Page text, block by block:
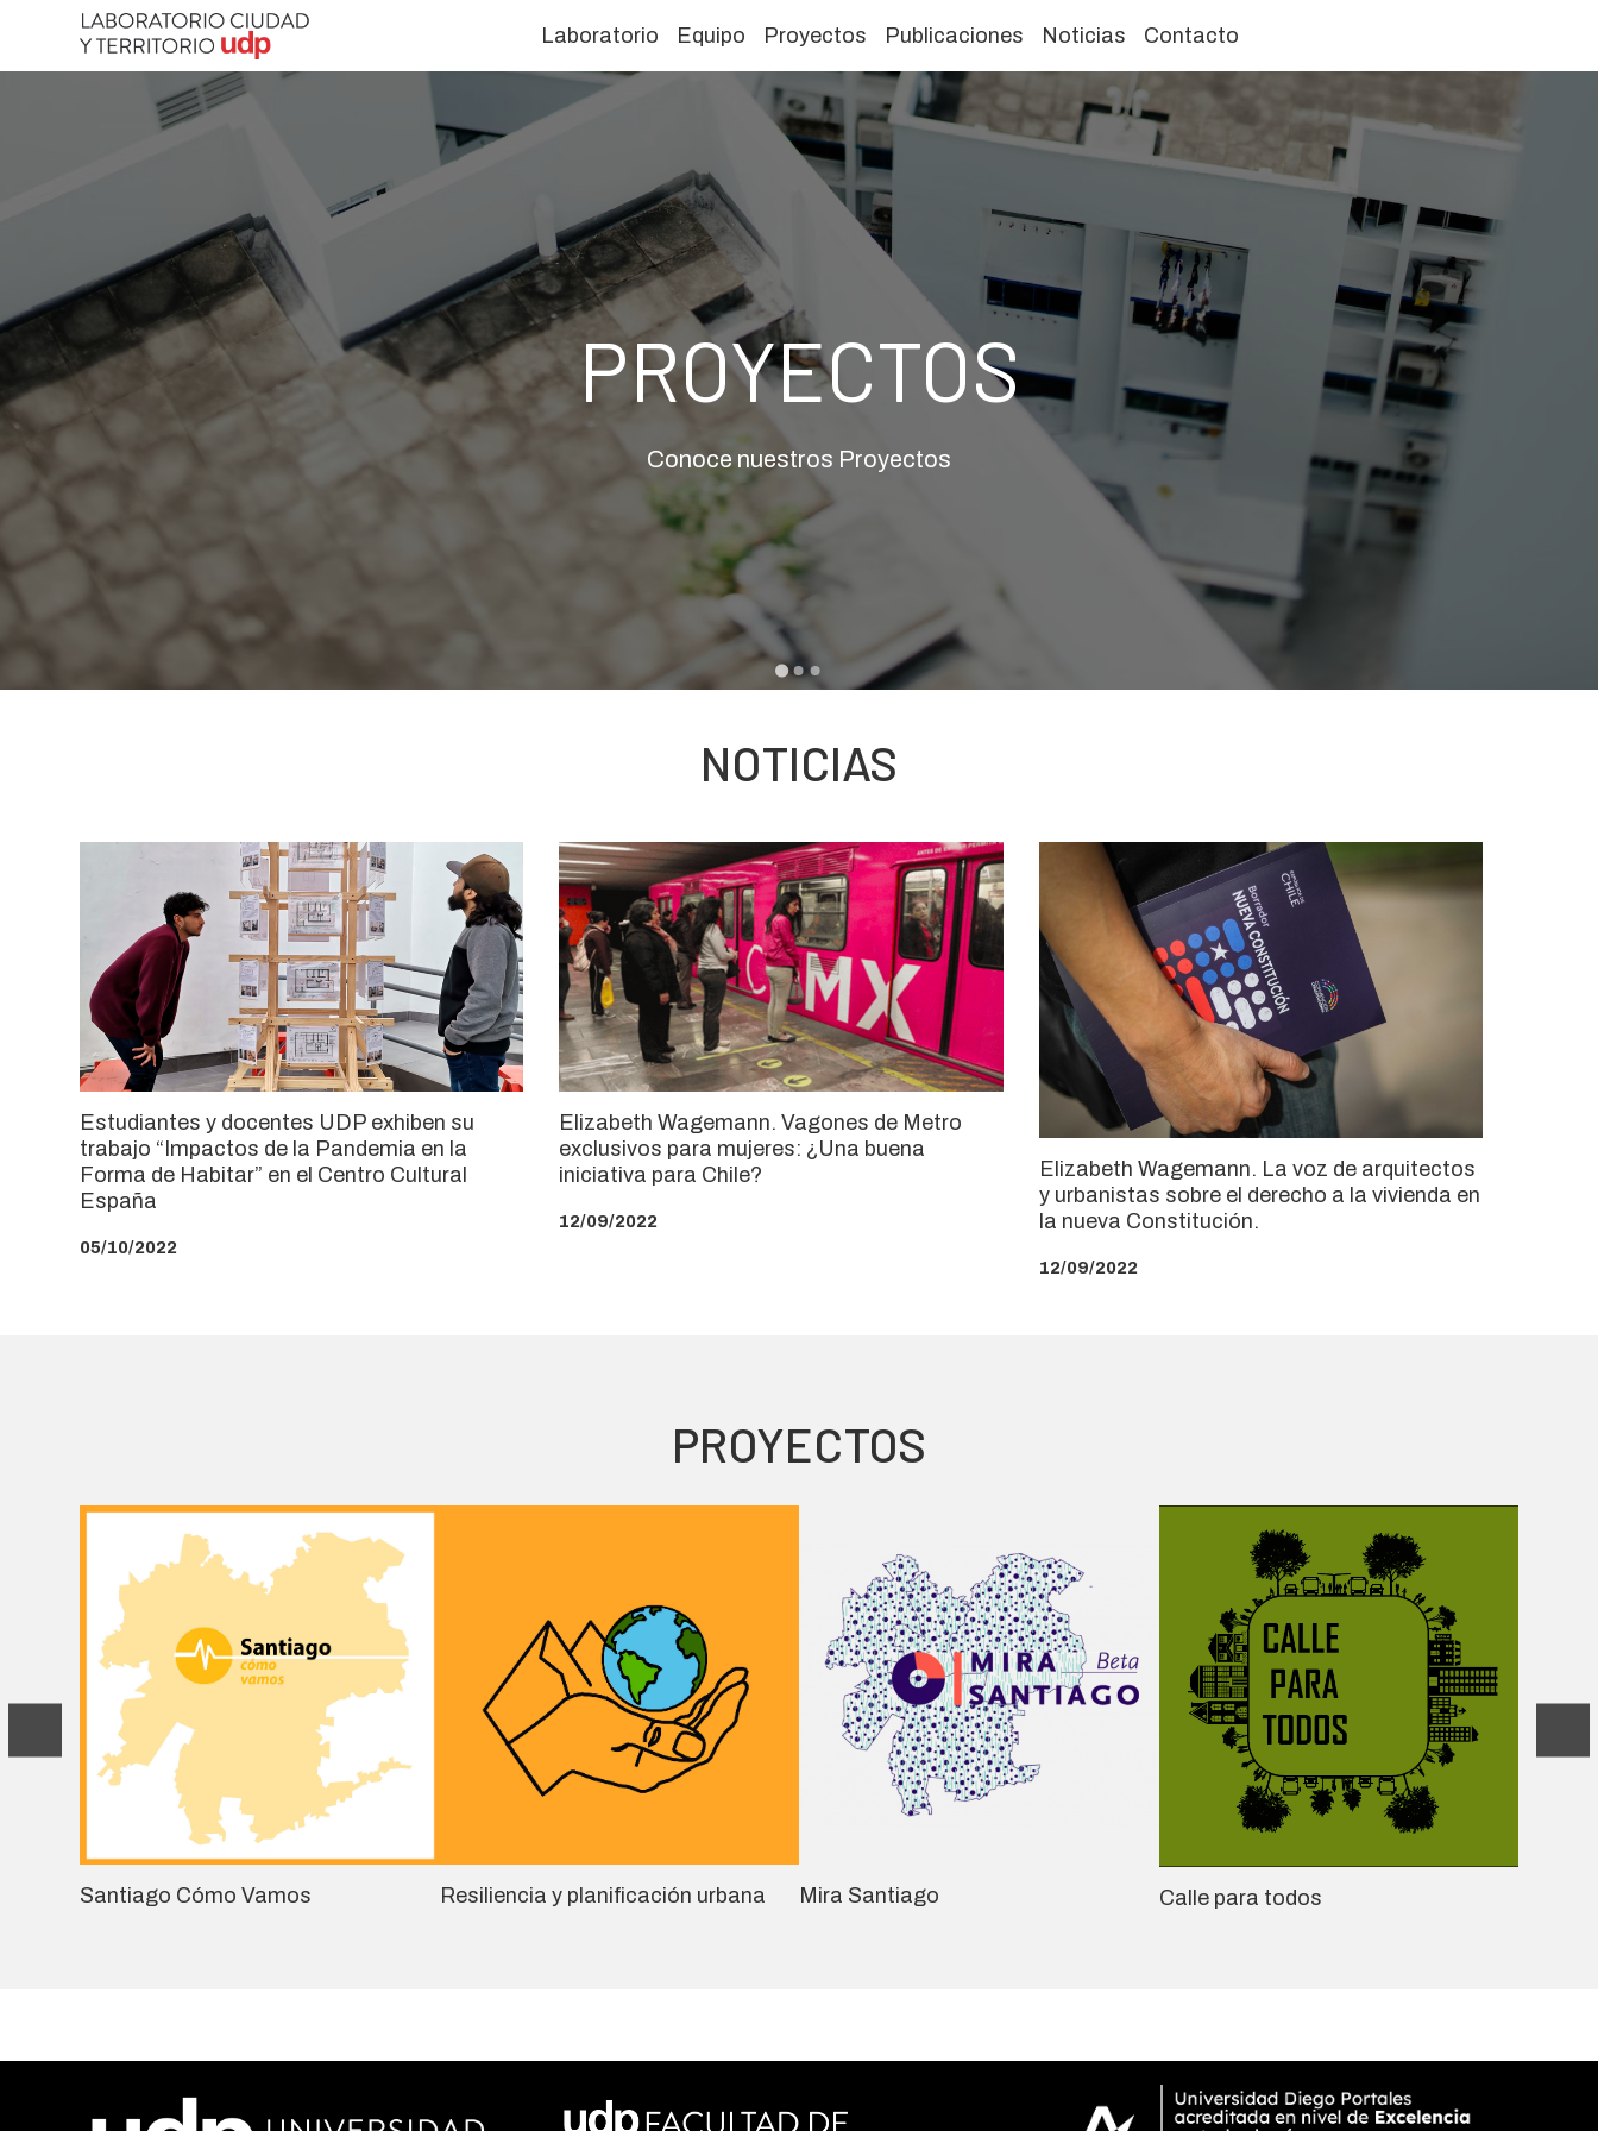
Laboratorio Equipo Proyectos Publicaciones Noticias Contacto
EQUIPO
Conoce nuestro Equipo
NOTICIAS
Estudiantes y docentes UDP exhiben su
trabajo “Impactos de la Pandemia en la
Forma de Habitar” en el Centro Cultural
España
05/10/2022
Elizabeth Wagemann. Vagones de Metro
exclusivos para mujeres: ¿Una buena
iniciativa para Chile?
12/09/2022
Elizabeth Wagemann. La voz de arquitectos
y urbanistas sobre el derecho a la vivienda en
la nueva Constitución.
12/09/2022
PROYECTOS
Santiago Cómo Vamos Resiliencia y planificación urbana Mira Santiago Calle para todos